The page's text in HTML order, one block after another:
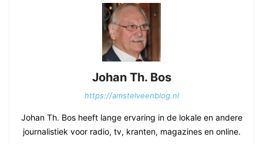
Johan Th. Bos
https://amstelveenblog.nl
Johan Th. Bos heeft lange ervaring in de lokale en andere
journalistiek voor radio, tv, kranten, magazines en online.